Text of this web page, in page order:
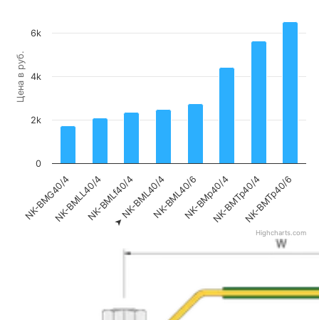
Цена в руб.
NK-BMTp40/6
NK-BMTp40/4
NK-BMp40/4
NK-BML40/6
➤NK-BML40/4
NK-BMLf40/4
NK-BMLL40/4
NK-BMG40/4
0
2k
4k
6k
Highcharts.com